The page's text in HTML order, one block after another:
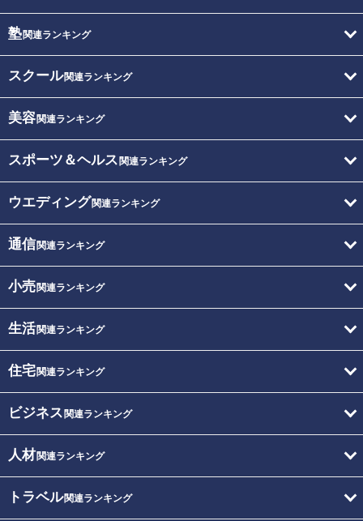
塾関連ランキング
スクール関連ランキング
美容関連ランキング
スポーツ＆ヘルス 関連ランキング
ウエディング関連ランキング
通信関連ランキング
小売関連ランキング
生活関連ランキング
住宅関連ランキング
ビジネス 関連ランキング
人材関連ランキング
トラベル関連ランキング